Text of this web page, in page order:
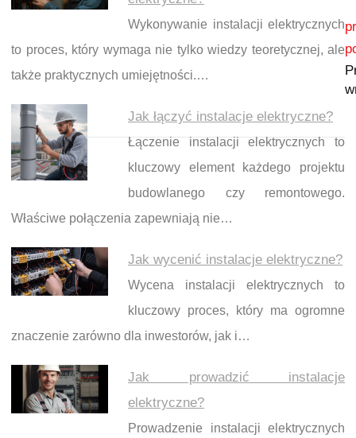
Wykonywanie instalacji elektrycznych
to proces, który wymaga nie tylko wiedzy teoretycznej, ale
także praktycznych umiejętności.…
Jak łączyć instalacje elektryczne?
Łączenie instalacji elektrycznych to
kluczowy element każdego projektu
budowlanego czy remontowego.
Właściwe połączenia zapewniają nie…
Jak wycenić instalacje elektryczne?
Wycena instalacji elektrycznych to
kluczowy proces, który ma ogromne
znaczenie zarówno dla inwestorów, jak i…
Jak prowadzić instalacje
elektryczne?
Prowadzenie instalacji elektrycznych
Nawigacja wpisu